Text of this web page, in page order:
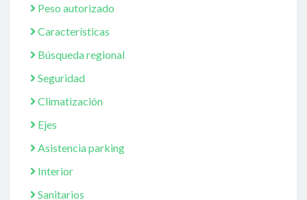
Peso autorizado
Características
Búsqueda regional
Seguridad
Climatización
Ejes
Asistencia parking
Interior
Sanitarios